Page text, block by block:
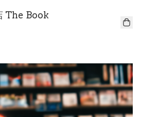
The Book